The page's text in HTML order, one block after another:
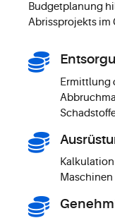
Budgetplanung
Abrissprojekts im
Ermittlung